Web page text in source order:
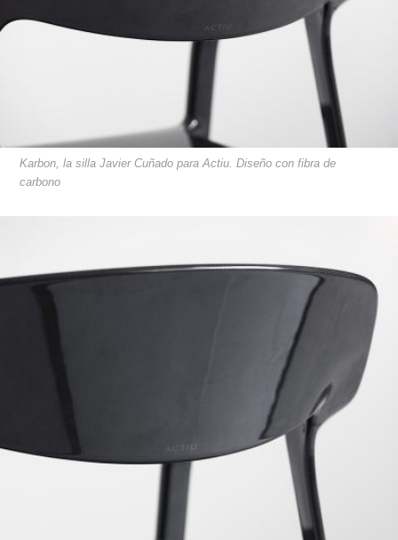
Karbon, la silla Javier Cuñado para Actiu. Diseño con fibra de
carbono